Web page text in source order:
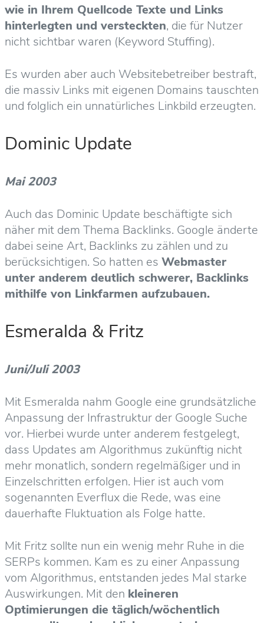
wie in Ihrem Quellcode Texte und Links
hinterlegten und versteckten, die für Nutzer
nicht sichtbar waren (Keyword Stuffing).
Es wurden aber auch Websitebetreiber bestraft,
die massiv Links mit eigenen Domains tauschten
und folglich ein unnatürliches Linkbild erzeugten.
Dominic Update
Mai 2003
Auch das Dominic Update beschäftigte sich
näher mit dem Thema Backlinks. Google änderte
dabei seine Art, Backlinks zu zählen und zu
berücksichtigen. So hatten es Webmaster
unter anderem deutlich schwerer, Backlinks
mithilfe von Linkfarmen aufzubauen.
Esmeralda & Fritz
Juni/Juli 2003
Mit Esmeralda nahm Google eine grundsätzliche
Anpassung der Infrastruktur der Google Suche
vor. Hierbei wurde unter anderem festgelegt,
dass Updates am Algorithmus zukünftig nicht
mehr monatlich, sondern regelmäßiger und in
Einzelschritten erfolgen. Hier ist auch vom
sogenannten Everflux die Rede, was eine
dauerhafte Fluktuation als Folge hatte.
Mit Fritz sollte nun ein wenig mehr Ruhe in die
SERPs kommen. Kam es zu einer Anpassung
vom Algorithmus, entstanden jedes Mal starke
Auswirkungen. Mit den kleineren
Optimierungen die täglich/wöchentlich